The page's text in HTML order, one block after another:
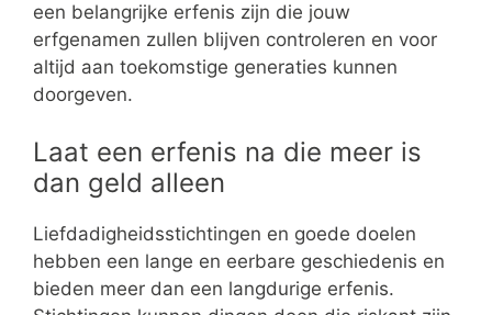
een belangrijke erfenis zijn die jouw
erfgenamen zullen blijven controleren en voor
altijd aan toekomstige generaties kunnen
doorgeven.
Laat een erfenis na die meer is
dan geld alleen
Liefdadigheidsstichtingen en goede doelen
hebben een lange en eerbare geschiedenis en
bieden meer dan een langdurige erfenis.